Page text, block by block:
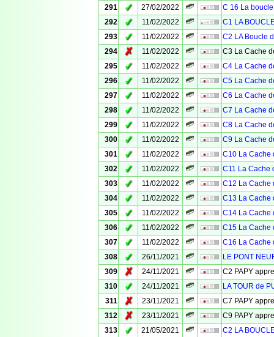
291
✓ 27/02/2022
C 16 La
292
✓ 11/02/2022
C1 LA
293
✓ 11/02/2022
C2 LA Boucle
294
✗ 11/02/2022
C3 La Cache
295
✓ 11/02/2022
C4 La Cache
296
✓ 11/02/2022
C5 La Cache
297
✓ 11/02/2022
C6 La Cache
298
✓ 11/02/2022
C7 La Cache
299
✓ 11/02/2022
C8 La Cache
300
✓ 11/02/2022
C9 La Cache
301
✓ 11/02/2022
C10 La Cache
302
✓ 11/02/2022
C11 La Cache
303
✓ 11/02/2022
C12 La Cache
304
✓ 11/02/2022
C13 La Cache
305
✓ 11/02/2022
C14 La Cache
306
✓ 11/02/2022
C15 La Cache
307
✓ 11/02/2022
C16 La Cache
308
✓ 26/11/2021
LE PONT
309
✗ 24/11/2021
C2 PAPY
310
✓ 24/11/2021
LA TOUR de
311
✗ 23/11/2021
C7 PAPY
312
✗ 23/11/2021
C9 PAPY
313
✓ 21/05/2021
C2 LA